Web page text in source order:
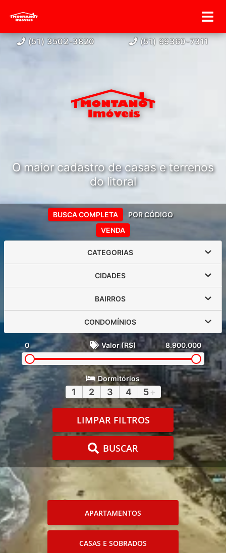
(51) 3502-3820 (51) 99360-7311
O maior cadastro de casas e terrenos
do litoral
VENDA
BUSCA COMPLETA POR CÓDIGO
CATEGORIAS
CIDADES
BAIRROS
CONDOMÍNIOS
0 Valor (R$) 8.900.000
Dormitórios
1 2 3 4 5 +
LIMPAR FILTROS
BUSCAR
APARTAMENTOS
CASAS E SOBRADOS